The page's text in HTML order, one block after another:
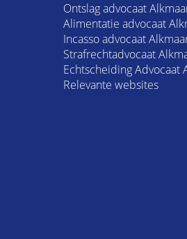
Ontslag advocaat
Alimentatie advocaat
Incasso advocaat
Strafrechtadvocaat
Echtscheiding Advocaat
Relevante websites